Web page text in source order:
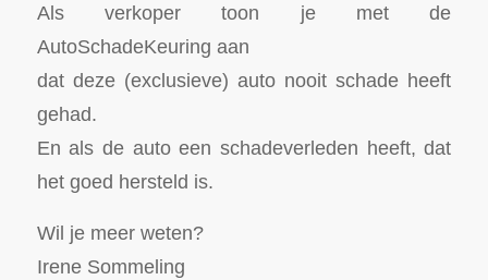
Als verkoper toon je met de
AutoSchadeKeuring aan
dat deze (exclusieve) auto nooit schade heeft
gehad.
En als de auto een schadeverleden heeft, dat
het goed hersteld is.
Wil je meer weten?
Irene Sommeling